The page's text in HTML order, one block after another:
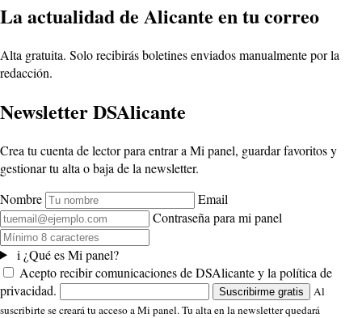
La actualidad de Alicante en tu correo
Alta gratuita. Solo recibirás boletines enviados manualmente por la
redacción.
Newsletter DSAlicante
Crea tu cuenta de lector para entrar a Mi panel, guardar favoritos y
gestionar tu alta o baja de la newsletter.
Nombre
Email
Contraseña para mi panel
i ¿Qué es Mi panel?
Acepto recibir comunicaciones de DSAlicante y la política de
privacidad.
Suscribirme gratis
Al
suscribirte se creará tu acceso a Mi panel. Tu alta en la newsletter quedará